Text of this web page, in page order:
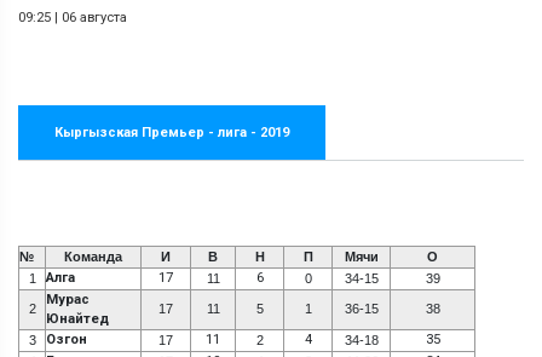
09:25 06 августа
Кыргызская Премьер - лига - 2019
№ Команда И В Н П Мячи
О
1
Алга 17 11 6 0 34-15 39
2
Мурас
Юнайтед
17 11 5 1 36-15 38
3 Озгон 17 11 2 4 34-18 35